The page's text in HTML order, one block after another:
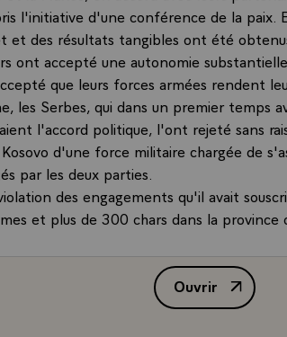
l'initiative d'une conférence de la paix.
et des résultats tangibles ont été
ont accepté une autonomie
que leurs forces armées rendent
les Serbes, qui dans un premier temps
l'accord politique, l'ont rejeté sans
d'une force militaire chargée de
par les deux parties.
des engagements qu'il avait
et plus de 300 chars dans la province
aux droits de l'homme. Tout.
injustifiable et incompréhensible
estimé qu'il n'y avait plus d'autres choix
Ouvrir
Déclaration de